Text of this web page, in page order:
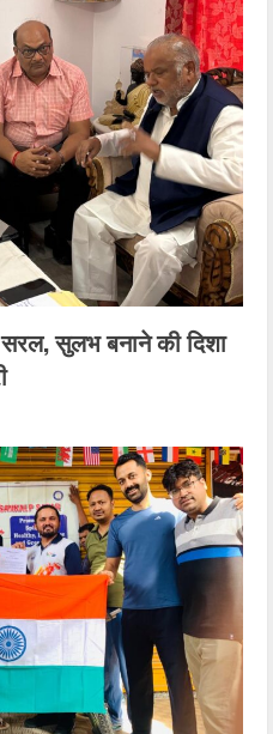
सरल, सुलभ बनाने की दिशा